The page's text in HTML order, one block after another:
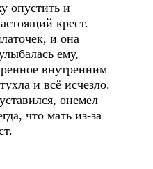
опустить и
крест.
и она
ему,
внутренним
и всё исчезло.
онемел
что мать из-за